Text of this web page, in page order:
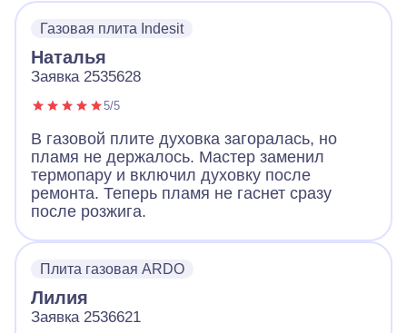
Газовая плита Indesit
Наталья
Заявка 2535628
5/5
В газовой плите духовка загоралась, но
пламя не держалось. Мастер заменил
термопару и включил духовку после
ремонта. Теперь пламя не гаснет сразу
после розжига.
Плита газовая ARDO
Лилия
Заявка 2536621